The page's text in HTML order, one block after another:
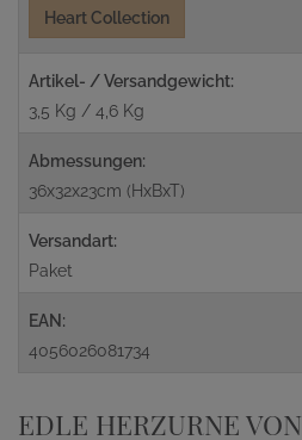
Heart Collection
Artikel- / Versandgewicht:
3,5 Kg / 4,6 Kg
Abmessungen:
36x32x23cm (HxBxT)
Versandart:
Paket
EAN:
4056026081734
EDLE HERZURNE VON